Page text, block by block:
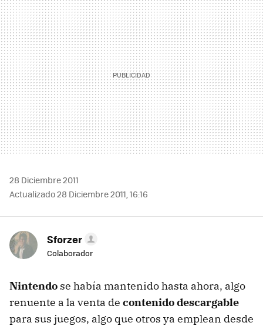
MAIL
28 Diciembre 2011
Actualizado 28 Diciembre 2011, 16:16
Sforzer
Colaborador
Nintendo se había mantenido hasta ahora, algo
renuente a la venta de contenido descargable
para sus juegos, algo que otros ya emplean desde